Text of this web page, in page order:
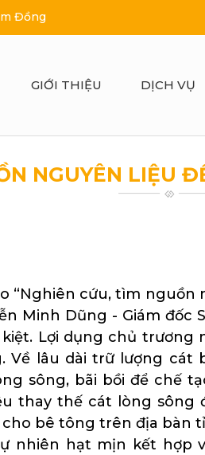
Đồng
GIỚI THIỆU DỊCH VỤ
NGUYÊN LIỆU
“Nghiên cứu, tìm
Minh Dũng - Giám đốc
Lợi dụng chủ
Về lâu dài trữ lượng
sông, bãi bồi để chế
thay thế cát lòng
cho bê tông trên địa bàn
nhiên hạt mịn kết hợp